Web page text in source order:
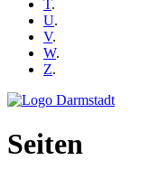
T.
U.
V.
W.
Z.
Seiten